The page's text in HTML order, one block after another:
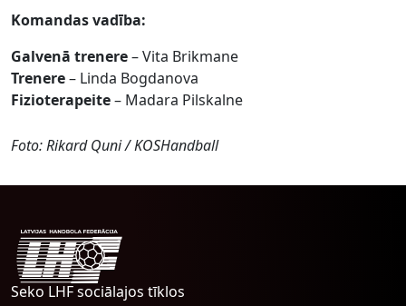
Komandas vadība:
Galvenā trenere– Vita Brikmane
Trenere– Linda Bogdanova
Fizioterapeite– Madara Pilskalne
Foto: Rikard Quni / KOSHandball
Seko LHF sociālajos tīklos